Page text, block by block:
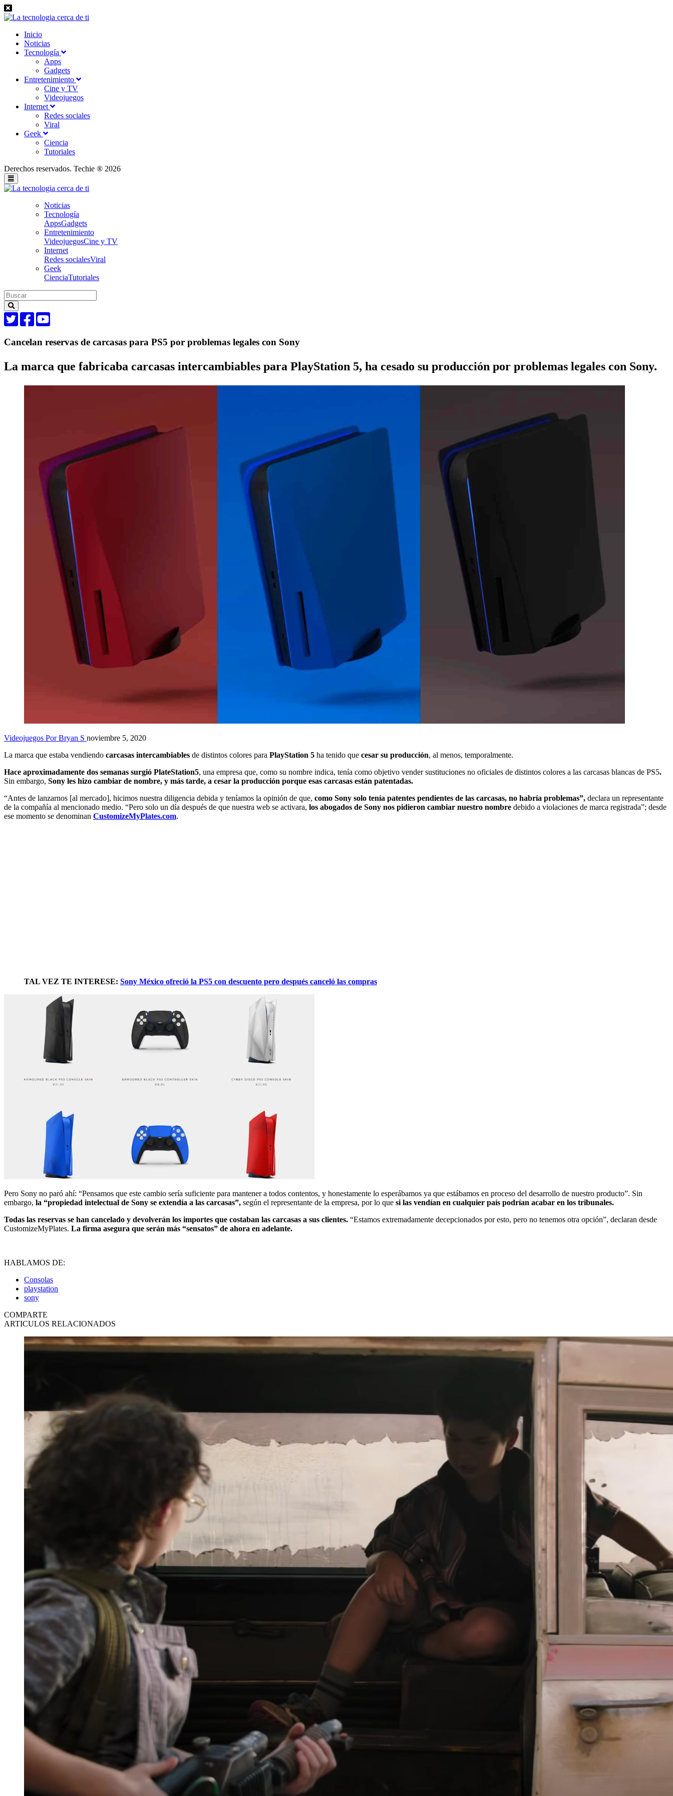
Inicio
Noticias
Tecnología
Apps
Gadgets
Entretenimiento
Cine y TV
Videojuegos
Internet
Redes sociales
Viral
Geek
Ciencia
Tutoriales
Derechos reservados. Techie ® 2026
Noticias
Tecnología
AppsGadgets
Entretenimiento
VideojuegosCine y TV
Internet
Redes socialesViral
Geek
CienciaTutoriales
Cancelan reservas de carcasas para PS5 por problemas legales con Sony
La marca que fabricaba carcasas intercambiables para PlayStation 5, ha cesado su producción por problemas legales con Sony.
Videojuegos Por Bryan S noviembre 5, 2020
La marca que estaba vendiendo carcasas intercambiables de distintos colores para PlayStation 5 ha tenido que cesar su producción, al menos, temporalmente.
Hace aproximadamente dos semanas surgió PlateStation5, una empresa que, como su nombre indica, tenía como objetivo vender sustituciones no oficiales de distintos colores a las carcasas blancas de PS5.
Sin embargo, Sony les hizo cambiar de nombre, y más tarde, a cesar la producción porque esas carcasas están patentadas.
“Antes de lanzarnos [al mercado], hicimos nuestra diligencia debida y teníamos la opinión de que, como Sony solo tenía patentes pendientes de las carcasas, no habría problemas”, declara un representante
de la compañía al mencionado medio. “Pero solo un día después de que nuestra web se activara, los abogados de Sony nos pidieron cambiar nuestro nombre debido a violaciones de marca registrada”; desde
ese momento se denominan CustomizeMyPlates.com.
TAL VEZ TE INTERESE: Sony México ofreció la PS5 con descuento pero después canceló las compras
Pero Sony no paró ahí: “Pensamos que este cambio sería suficiente para mantener a todos contentos, y honestamente lo esperábamos ya que estábamos en proceso del desarrollo de nuestro producto”. Sin
embargo, la “propiedad intelectual de Sony se extendía a las carcasas”, según el representante de la empresa, por lo que si las vendían en cualquier país podrían acabar en los tribunales.
Todas las reservas se han cancelado y devolverán los importes que costaban las carcasas a sus clientes. “Estamos extremadamente decepcionados por esto, pero no tenemos otra opción”, declaran desde
CustomizeMyPlates. La firma asegura que serán más “sensatos” de ahora en adelante.
HABLAMOS DE:
Consolas
playstation
sony
COMPARTE
ARTICULOS RELACIONADOS